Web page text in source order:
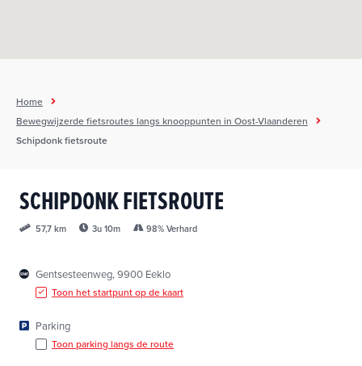
u
SCHIPDONK FIETSROUTE
57,7 km 3u 10m 98% Verhard
Gentsesteenweg, 9900 Eeklo
Toon het startpunt op de kaart
Parking
Toon parking langs de route
Home
Bewegwijzerde fietsroutes langs knooppunten in Oost-Vlaanderen
Schipdonk fietsroute